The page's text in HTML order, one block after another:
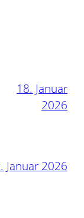
18. Januar
2026
Januar 2026